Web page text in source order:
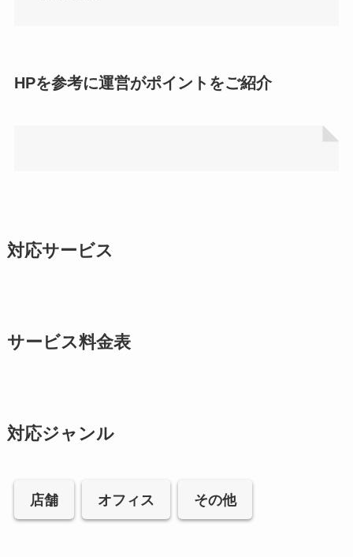
HPを参考に運営がポイントをご紹介
対応サービス
サービス料金表
対応ジャンル
店舗 オフィス その他